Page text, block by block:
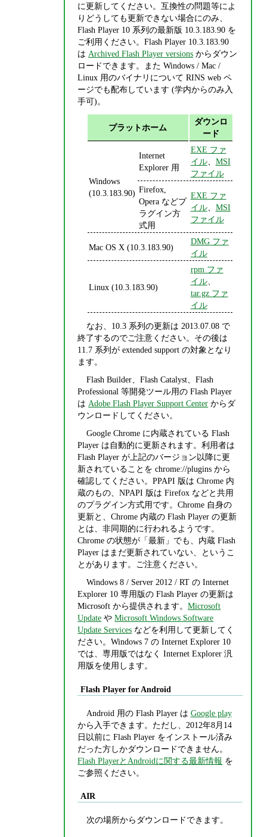
に更新してください。互換性の問題等によ
りどうしても更新できない場合にのみ、
Flash Player 10 系列の最新版 10.3.183.90 を
ご利用ください。Flash Player 10.3.183.90
は Archived Flash Player versions からダウン
ロードできます。また Windows / Mac /
Linux 用のバイナリについて RINS web ペ
ージでも配布しています (学内からのみ入
手可)。
プラットホーム
ダウンロ
ード
Windows
(10.3.183.90)
Internet
Explorer 用
EXE ファ
イル、 MSI
ファイル
Firefox,
Opera などプ
ラグイン方
式用
EXE ファ
イル、 MSI
ファイル
Mac OS X (10.3.183.90)
DMG ファ
イル
Linux (10.3.183.90)
rpm ファ
イル、
tar.gz ファ
イル
なお、10.3 系列の更新は 2013.07.08 で
終了するのでご注意ください。その後は
11.7 系列が extended support の対象となり
ます。
Flash Builder、Flash Catalyst、Flash
Professional 等開発ツール用の Flash Player
はAdobe Flash Player Support Center からダ
ウンロードしてください。
Google Chrome に内蔵されている Flash
Player は自動的に更新されます。利用者は
Flash Player が上記のバージョン以降に更
新されていることを chrome://plugins から
確認してください。PPAPI 版は Chrome 内
蔵のもの、NPAPI 版は Firefox などと共用
のプラグイン方式用です。Chrome 自身の
更新と、Chrome 内蔵の Flash Player の更新
とは、非同期的に行われるようです。
Chrome の状態が「最新」でも、内蔵 Flash
Player はまだ更新されていない、というこ
とがあります。ご注意ください。
Windows 8 / Server 2012 / RT の Internet
Explorer 10 専用版の Flash Player の更新は
Microsoft から提供されます。Microsoft
Update やMicrosoft Windows Software
Update Services などを利用して更新してく
ださい。Windows 7 の Internet Explorer 10
では、専用版ではなく Internet Explorer 汎
用版を使用します。
Flash Player for Android
Android 用の Flash Player は Google play
から入手できます。ただし、2012年8月14
日以前に Flash Player をインストール済み
だった方しかダウンロードできません。
Flash PlayerとAndroidに関する最新情報 を
ご参照ください。
AIR
次の場所からダウンロードできます。